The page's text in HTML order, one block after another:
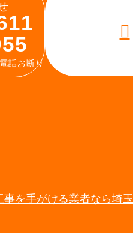
話お断り
を手がける業者なら埼